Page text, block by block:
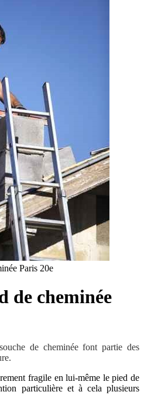
Paris 20e
de cheminée
de cheminée font partie des
fragile en lui-même le pied de
particulière et à cela plusieurs